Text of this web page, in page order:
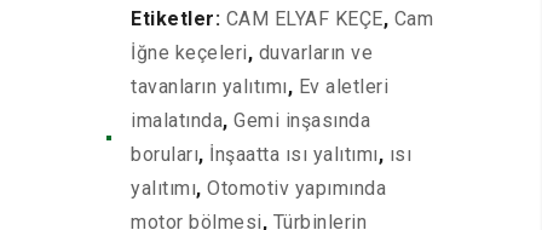
Etiketler: CAM ELYAF KEÇE, Cam
İğne keçeleri, duvarların ve
tavanların yalıtımı, Ev aletleri
imalatında, Gemi inşasında
boruları, İnşaatta ısı yalıtımı, ısı
yalıtımı, Otomotiv yapımında
motor bölmesi, Türbinlerin